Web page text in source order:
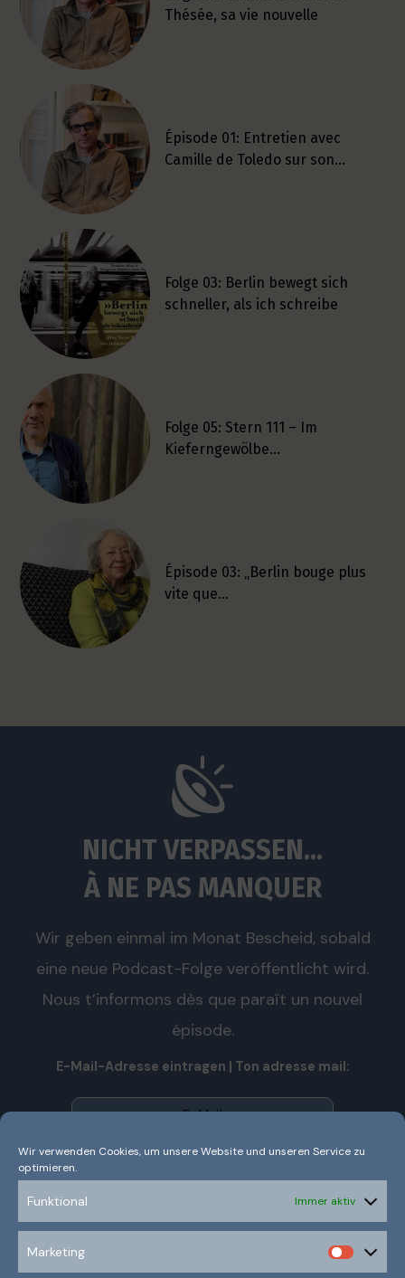
Wir verwenden Cookies, um unsere Website und unseren Service zu
optimieren.
Funktional Immer aktiv
Marketing
Thésée, sa vie nouvelle
Épisode 01: Entretien avec
Camille de Toledo sur son…
Folge 03: Berlin bewegt sich
schneller, als ich schreibe
Folge 05: Stern 111 – Im
Kieferngewölbe…
Épisode 03: „Berlin bouge plus
vite que…
NICHT VERPASSEN...
À NE PAS MANQUER
Wir geben einmal im Monat Bescheid, sobald
eine neue Podcast-Folge veröffentlicht wird.
Nous t’informons dès que paraît un nouvel
épisode.
E-Mail-Adresse eintragen | Ton adresse mail:
Wir senden keinen Spam! Nous n’envoyons pas de spam!
Erfahre mehr in unserer
Datenschutzerklärung.
Ich habe die Datenschutzerklärung gelesen und